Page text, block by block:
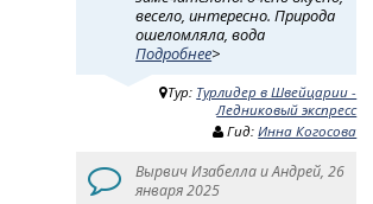
весело, интересно. Природа
ошеломляла, вода
Подробнее>
Тур: Турлидер в Швейцарии -
Ледниковый экспресс
Гид:Инна Когосова
Вырвич Изабелла и Андрей, 26
января 2025